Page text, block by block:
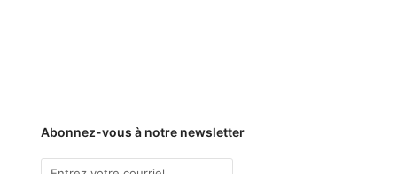
Abonnez-vous à notre newsletter